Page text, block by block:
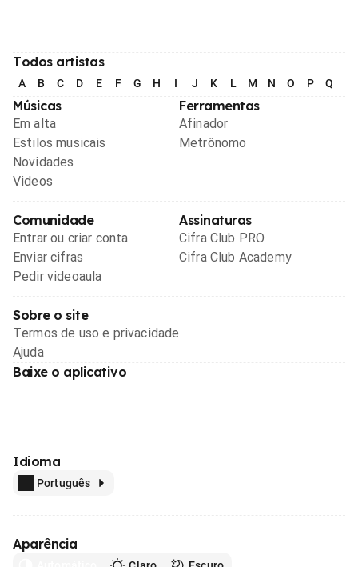
Todos artistas
A B C D E F G H I J K L M N O P Q
Músicas
Em alta
Estilos musicais
Novidades
Videos
Ferramentas
Afinador
Metrônomo
Comunidade
Entrar ou criar conta
Enviar cifras
Pedir videoaula
Assinaturas
Cifra Club PRO
Cifra Club Academy
Sobre o site
Termos de uso e privacidade
Ajuda
Baixe o aplicativo
Idioma
Português
Aparência